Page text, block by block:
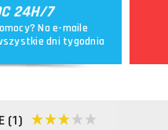
24H/7
Na e-maile
dni tygodnia
(1)